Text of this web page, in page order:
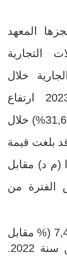
المعهد
التجارية
خلال
الشهرين الاولين من سنة 2023 ارتفاع
الصادرات بنسبة 11,6 %مقابل (+31,6%) خلال
من سنة2022. وقد بلغت قيمة
دينارا (م د) مقابل
الفترة من
(% مقابل
(+32,2%) خلال نفس الفترة من سنة 2022.